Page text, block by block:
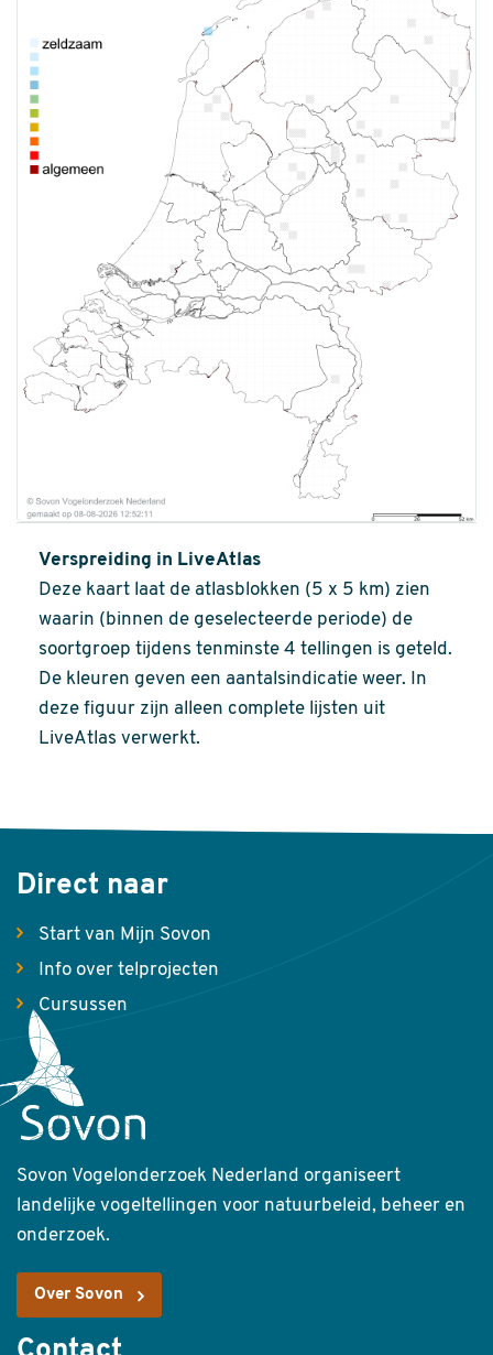
Verspreiding in LiveAtlas
Deze kaart laat de atlasblokken (5 x 5 km) zien
waarin (binnen de geselecteerde periode) de
soortgroep tijdens tenminste 4 tellingen is geteld.
De kleuren geven een aantalsindicatie weer. In
deze figuur zijn alleen complete lijsten uit
LiveAtlas verwerkt.
Direct naar
Start van Mijn Sovon
Info over telprojecten
Cursussen
Sovon Vogelonderzoek Nederland organiseert
landelijke vogeltellingen voor natuurbeleid, beheer en
onderzoek.
Over Sovon